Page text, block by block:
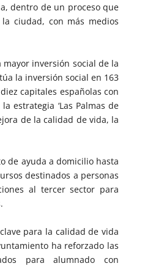
dentro de un proceso que
ciudad, con más medios
inversión social de la
la inversión social en 163
capitales españolas con
estrategia ‘Las Palmas de
de la calidad de vida, la
de ayuda a domicilio hasta
destinados a personas
al tercer sector para
para la calidad de vida
ha reforzado las
para alumnado con